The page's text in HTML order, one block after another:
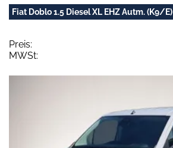
Fiat Doblo 1.5 Diesel XL EHZ Autm. (K9/E)
Preis:
MWSt: